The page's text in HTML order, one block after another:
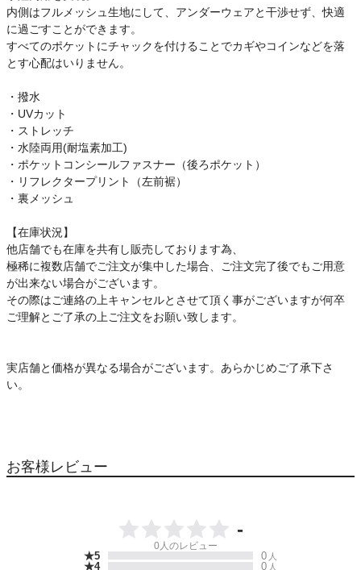
内側はフルメッシュ生地にして、アンダーウェアと干渉せず、快適
に過ごすことができます。
すべてのポケットにチャックを付けることでカギやコインなどを落
とす心配はいりません。
・撥水
・UVカット
・ストレッチ
・水陸両用(耐塩素加工)
・ポケットコンシールファスナー（後ろポケット）
・リフレクタープリント（左前裾）
・裏メッシュ
【在庫状況】
他店舗でも在庫を共有し販売しております為、
極稀に複数店舗でご注文が集中した場合、ご注文完了後でもご用意
が出来ない場合がございます。
その際はご連絡の上キャンセルとさせて頂く事がございますが何卒
ご理解とご了承の上ご注文をお願い致します。
実店舗と価格が異なる場合がございます。あらかじめご了承下さ
い。
お客様レビュー
-
0 人のレビュー
★5 0 人
★4 0 人